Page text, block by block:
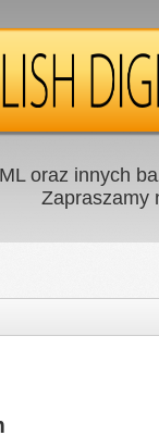
oraz innych
Zapraszamy